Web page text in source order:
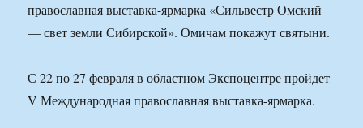
православная выставка-ярмарка «Сильвестр Омский
— свет земли Сибирской». Омичам покажут святыни.
С 22 по 27 февраля в областном Экспоцентре пройдет
V Международная православная выставка-ярмарка.